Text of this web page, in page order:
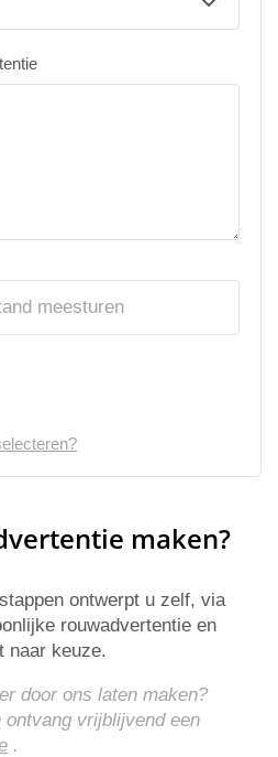
meesturen
maken?
ontwerpt u zelf, via
rouwadvertentie en
naar keuze.
door ons laten maken?
vrijblijvend een
.